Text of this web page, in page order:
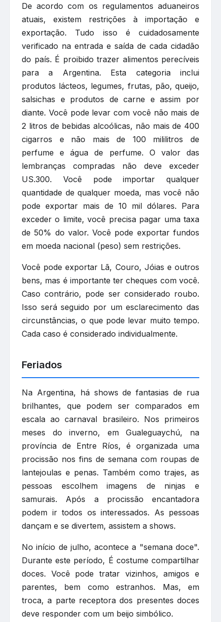
De acordo com os regulamentos aduaneiros
atuais, existem restrições à importação e
exportação. Tudo isso é cuidadosamente
verificado na entrada e saída de cada cidadão
do país. É proibido trazer alimentos perecíveis
para a Argentina. Esta categoria inclui
produtos lácteos, legumes, frutas, pão, queijo,
salsichas e produtos de carne e assim por
diante. Você pode levar com você não mais de
2 litros de bebidas alcoólicas, não mais de 400
cigarros e não mais de 100 mililitros de
perfume e água de perfume. O valor das
lembranças compradas não deve exceder
US.300. Você pode importar qualquer
quantidade de qualquer moeda, mas você não
pode exportar mais de 10 mil dólares. Para
exceder o limite, você precisa pagar uma taxa
de 50% do valor. Você pode exportar fundos
em moeda nacional (peso) sem restrições.
Você pode exportar Lã, Couro, Jóias e outros
bens, mas é importante ter cheques com você.
Caso contrário, pode ser considerado roubo.
Isso será seguido por um esclarecimento das
circunstâncias, o que pode levar muito tempo.
Cada caso é considerado individualmente.
Feriados
Na Argentina, há shows de fantasias de rua
brilhantes, que podem ser comparados em
escala ao carnaval brasileiro. Nos primeiros
meses do inverno, em Gualeguaychú, na
província de Entre Ríos, é organizada uma
procissão nos fins de semana com roupas de
lantejoulas e penas. Também como trajes, as
pessoas escolhem imagens de ninjas e
samurais. Após a procissão encantadora
podem ir todos os interessados. As pessoas
dançam e se divertem, assistem a shows.
No início de julho, acontece a "semana doce".
Durante este período, É costume compartilhar
doces. Você pode tratar vizinhos, amigos e
parentes, bem como estranhos. Mas, em
troca, a parte receptora dos presentes doces
deve responder com um beijo simbólico.